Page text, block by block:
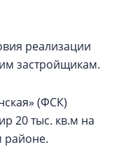
реализации
застройщикам.
(ФСК)
20 тыс. кв.м на
районе.